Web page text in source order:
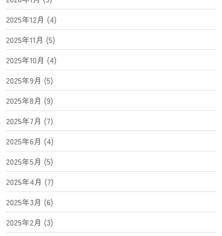
2025年12月 (4)
2025年11月 (5)
2025年10月 (4)
2025年9月 (5)
2025年8月 (9)
2025年7月 (7)
2025年6月 (4)
2025年5月 (5)
2025年4月 (7)
2025年3月 (6)
2025年2月 (3)